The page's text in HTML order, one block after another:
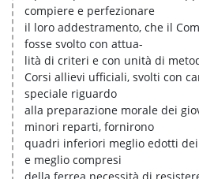
compiere e perfezionare
il loro addestramento, che il
fosse svolto con attua-
lità di criteri e con unità di
Corsi allievi ufficiali, svolti con
speciale riguardo
alla preparazione morale dei
minori reparti, fornirono
quadri inferiori meglio edotti
e meglio compresi
della ferrea necessità di